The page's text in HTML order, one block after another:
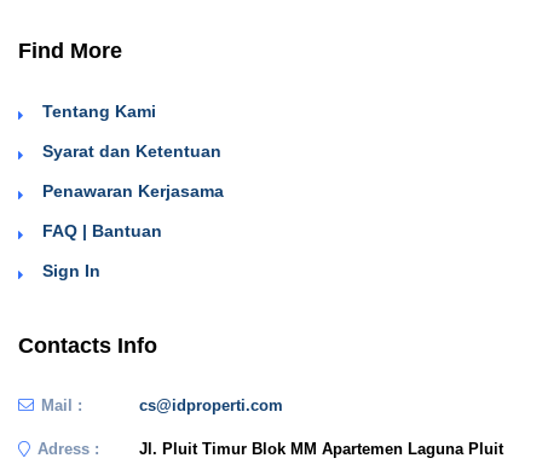
Find More
Tentang Kami
Syarat dan Ketentuan
Penawaran Kerjasama
FAQ | Bantuan
Sign In
Contacts Info
Mail : cs@idproperti.com
Adress :
Jl. Pluit Timur Blok MM Apartemen Laguna Pluit